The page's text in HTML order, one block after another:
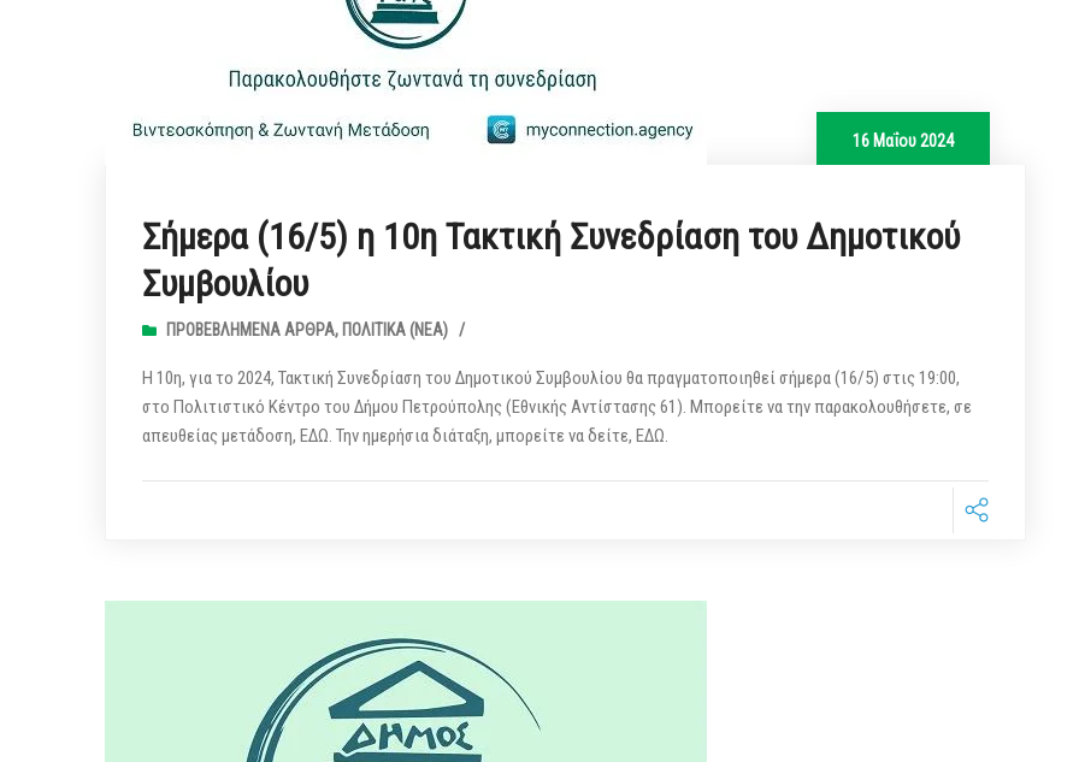
16 Μαΐου 2024
Σήμερα (16/5) η 10η Τακτική Συνεδρίαση του Δημοτικού
Συμβουλίου
ΠΡΟΒΕΒΛΗΜΈΝΑ ΆΡΘΡΑ, ΠΟΛΙΤΙΚΆ (ΝΕΑ) /
Η 10η, για το 2024, Τακτική Συνεδρίαση του Δημοτικού Συμβουλίου θα πραγματοποιηθεί σήμερα (16/5) στις 19:00,
στο Πολιτιστικό Κέντρο του Δήμου Πετρούπολης (Εθνικής Αντίστασης 61). Μπορείτε να την παρακολουθήσετε, σε
απευθείας μετάδοση, ΕΔΩ. Την ημερήσια διάταξη, μπορείτε να δείτε, ΕΔΩ.